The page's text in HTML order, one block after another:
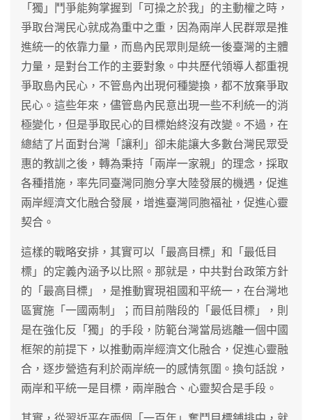
「獨」鬥爭能夠掌握到「可操之於我」的主動權之時，
爭取台灣民心就成為重中之重，因為兩岸人民群眾是推
進統一的依靠力量，而島內民眾則是統一後臺灣的主體
力量，是對台工作的主要對象。中共歷代領導人都重視
爭取島內民心，不管島內出現何種變換，都不放棄爭取
民心。這些年來，儘管島內民意出現一些不利統一的消
極變化，但是爭取民心的目標始終沒有改變。不過，在
總結了片面對台灣「讓利」卻未能讓大多數台灣民眾受
惠的教訓之後，轉為秉持「兩岸一家親」的理念，採取
各種措施，率先同臺灣同胞分享大陸發展的機遇，促進
兩岸經濟文化融合發展，增進臺灣同胞福祉，促進心靈
契合。
這樣的戰略安排，其實可以「最高目標」和「最低目
標」的定義內涵予以比照。那就是，中共對台政策方針
的「最高目標」，是推動實現祖國和平統一，在台灣地
區實施「一國兩制」；而目前階段的「最低目標」，則
是在強化反「獨」的手段，防範台灣當局逃離一個中國
框架的前提下，以推動兩岸經濟文化融合，促進心靈融
合，逐步營造有利於兩岸統一的感情氛圍。換句話說，
兩岸和平統一是目標，兩岸融合、心靈契合是手段。